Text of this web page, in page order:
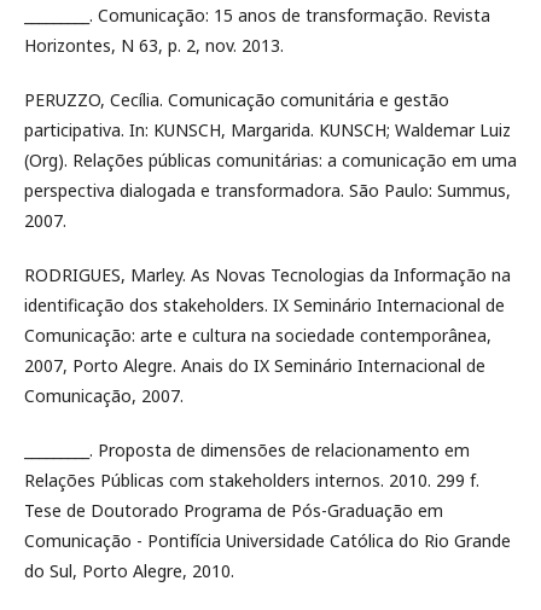
_________. Comunicação: 15 anos de transformação. Revista
Horizontes, N 63, p. 2, nov. 2013.
PERUZZO, Cecília. Comunicação comunitária e gestão
participativa. In: KUNSCH, Margarida. KUNSCH; Waldemar Luiz
(Org). Relações públicas comunitárias: a comunicação em uma
perspectiva dialogada e transformadora. São Paulo: Summus,
2007.
RODRIGUES, Marley. As Novas Tecnologias da Informação na
identificação dos stakeholders. IX Seminário Internacional de
Comunicação: arte e cultura na sociedade contemporânea,
2007, Porto Alegre. Anais do IX Seminário Internacional de
Comunicação, 2007.
_________. Proposta de dimensões de relacionamento em
Relações Públicas com stakeholders internos. 2010. 299 f.
Tese de Doutorado Programa de Pós-Graduação em
Comunicação - Pontifícia Universidade Católica do Rio Grande
do Sul, Porto Alegre, 2010.